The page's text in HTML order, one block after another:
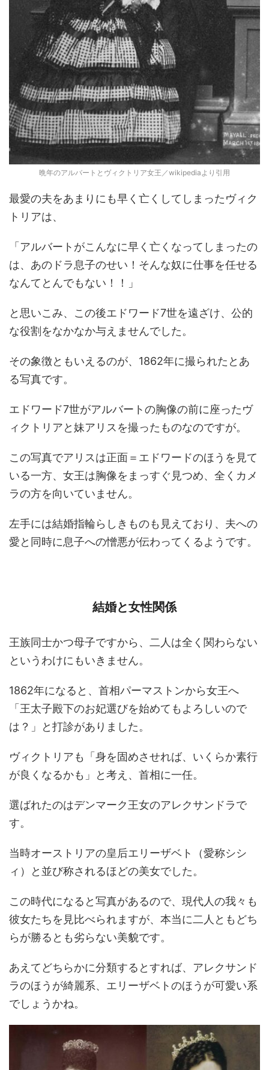
晩年のアルバートとヴィクトリア女王／wikipediaより引用
最愛の夫をあまりにも早く亡くしてしまったヴィク
トリアは、
「アルバートがこんなに早く亡くなってしまったの
は、あのドラ息子のせい！そんな奴に仕事を任せる
なんてとんでもない！！」
と思いこみ、この後エドワード7世を遠ざけ、公的
な役割をなかなか与えませんでした。
その象徴ともいえるのが、1862年に撮られたとあ
る写真です。
エドワード7世がアルバートの胸像の前に座ったヴ
ィクトリアと妹アリスを撮ったものなのですが。
この写真でアリスは正面＝エドワードのほうを見て
いる一方、女王は胸像をまっすぐ見つめ、全くカメ
ラの方を向いていません。
左手には結婚指輪らしきものも見えており、夫への
愛と同時に息子への憎悪が伝わってくるようです。
結婚と女性関係
王族同士かつ母子ですから、二人は全く関わらない
というわけにもいきません。
1862年になると、首相パーマストンから女王へ
「王太子殿下のお妃選びを始めてもよろしいので
は？」と打診がありました。
ヴィクトリアも「身を固めさせれば、いくらか素行
が良くなるかも」と考え、首相に一任。
選ばれたのはデンマーク王女のアレクサンドラで
す。
当時オーストリアの皇后エリーザベト（愛称シシ
ィ）と並び称されるほどの美女でした。
この時代になると写真があるので、現代人の我々も
彼女たちを見比べられますが、本当に二人ともどち
らが勝るとも劣らない美貌です。
あえてどちらかに分類するとすれば、アレクサンド
ラのほうが綺麗系、エリーザベトのほうが可愛い系
でしょうかね。